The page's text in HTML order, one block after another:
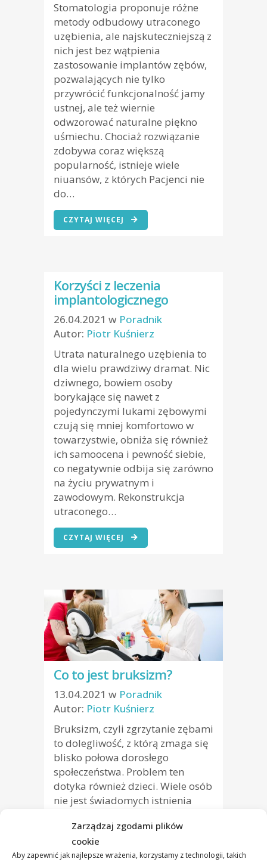
Zarządzaj zgodami plików
cookie
Aby zapewnić jak najlepsze wrażenia, korzystamy z technologii, takich
Stomatologia proponuje różne
metody odbudowy utraconego
uzębienia, ale najskuteczniejszą z
nich jest bez wątpienia
zastosowanie implantów zębów,
pozwalających nie tylko
przywrócić funkcjonalność jamy
ustnej, ale też wiernie
odwzorować naturalne piękno
uśmiechu. Chociaż rozwiązanie
zdobywa coraz większą
popularność, istnieje wiele
niuansów, z których Pacjenci nie
do…
CZYTAJ WIĘCEJ
Korzyści z leczenia
implantologicznego
26.04.2021 w Poradnik
Autor: Piotr Kuśnierz
Utrata naturalnego uzębienia to
dla wielu prawdziwy dramat. Nic
dziwnego, bowiem osoby
borykające się nawet z
pojedynczymi lukami zębowymi
czują się mniej komfortowo w
towarzystwie, obniża się również
ich samoocena i pewność siebie,
co negatywnie odbija się zarówno
na życiu prywatnym i
zawodowym. Rekonstrukcja
utraconego…
CZYTAJ WIĘCEJ
Co to jest bruksizm?
13.04.2021 w Poradnik
Autor: Piotr Kuśnierz
Bruksizm, czyli zgrzytanie zębami
to dolegliwość, z którą zmaga się
blisko połowa dorosłego
społeczeństwa. Problem ten
dotyka również dzieci. Wiele osób
nie jest świadomych istnienia
mogą dotyczyć różnych schorzeń,
a najbardziej charakterystyczny z
nich – zgrzytanie zębami pojawia